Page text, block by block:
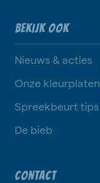
BEKIJK OOK
Nieuws & acties
Onze kleurplaten
Spreekbeurt tips
De bieb
CONTACT